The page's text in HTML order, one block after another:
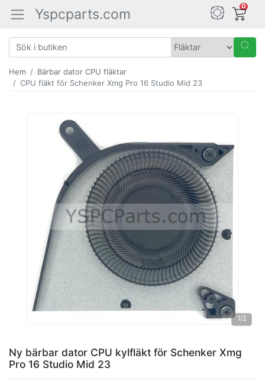
Yspcparts.com 0
Hem
Bärbar dator CPU fläktar
CPU fläkt för Schenker Xmg Pro 16 Studio Mid 23
1/2
Ny bärbar dator CPU kylfläkt för Schenker Xmg
Pro 16 Studio Mid 23